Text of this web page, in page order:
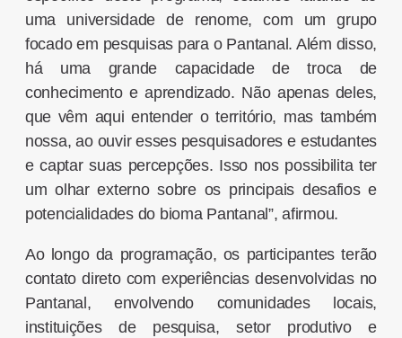
uma universidade de renome, com um grupo
focado em pesquisas para o Pantanal. Além disso,
há uma grande capacidade de troca de
conhecimento e aprendizado. Não apenas deles,
que vêm aqui entender o território, mas também
nossa, ao ouvir esses pesquisadores e estudantes
e captar suas percepções. Isso nos possibilita ter
um olhar externo sobre os principais desafios e
potencialidades do bioma Pantanal”, afirmou.
Ao longo da programação, os participantes terão
contato direto com experiências desenvolvidas no
Pantanal, envolvendo comunidades locais,
instituições de pesquisa, setor produtivo e